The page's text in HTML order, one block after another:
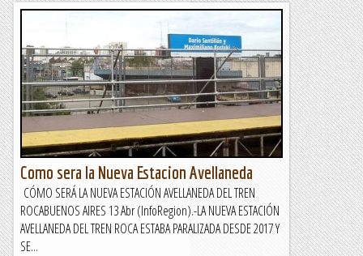
Como sera la Nueva Estacion Avellaneda
CÓMO SERÁ LA NUEVA ESTACIÓN AVELLANEDA DEL TREN
ROCABUENOS AIRES 13 Abr (InfoRegion).-LA NUEVA ESTACIÓN
AVELLANEDA DEL TREN ROCA ESTABA PARALIZADA DESDE 2017 Y
SE...